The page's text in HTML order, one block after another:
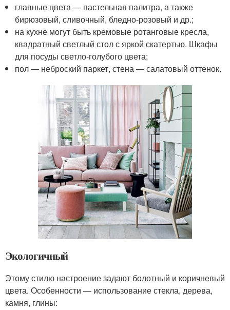
главные цвета — пастельная палитра, а также
бирюзовый, сливочный, бледно-розовый и др.;
на кухне могут быть кремовые ротанговые кресла,
квадратный светлый стол с яркой скатертью. Шкафы
для посуды светло-голубого цвета;
пол — неброский паркет, стена — салатовый оттенок.
Экологичный
Этому стилю настроение задают болотный и коричневый
цвета. Особенности — использование стекла, дерева,
камня, глины: